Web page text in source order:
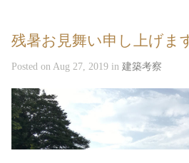
残暑お見舞い申し上げま
Posted on Aug 27, 2019 in 建築考察